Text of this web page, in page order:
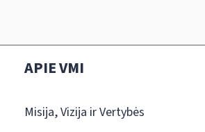
APIE VMI
Misija, Vizija ir Vertybės